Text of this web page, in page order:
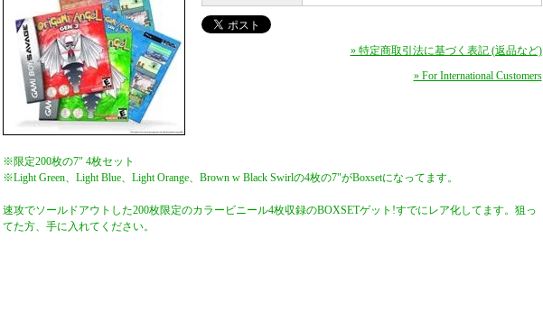
» 特定商取引法に基づく表記 (返品など)
» For International Customers
※限定200枚の7" 4枚セット
※Light Green、Light Blue、Light Orange、Brown w Black Swirlの4枚の7"がBoxsetになってます。
速攻でソールドアウトした200枚限定のカラービニール4枚収録のBOXSETゲット!すでにレア化してます。狙っ
てた方、手に入れてください。